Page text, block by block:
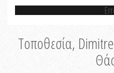
Τοποθεσία,